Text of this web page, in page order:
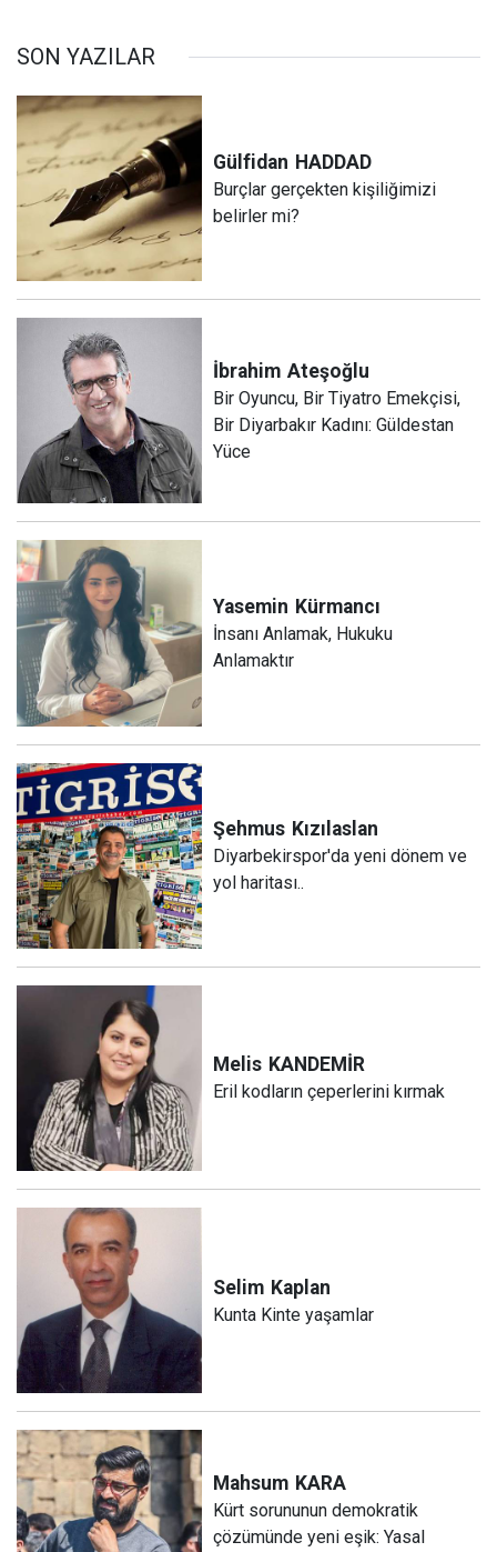
SON YAZILAR
Gülfidan HADDAD
Burçlar gerçekten kişiliğimizi
belirler mi?
İbrahim Ateşoğlu
Bir Oyuncu, Bir Tiyatro Emekçisi,
Bir Diyarbakır Kadını: Güldestan
Yüce
Yasemin Kürmancı
İnsanı Anlamak, Hukuku
Anlamaktır
Şehmus Kızılaslan
Diyarbekirspor'da yeni dönem ve
yol haritası..
Melis KANDEMİR
Eril kodların çeperlerini kırmak
Selim Kaplan
Kunta Kinte yaşamlar
Mahsum KARA
Kürt sorununun demokratik
çözümünde yeni eşik: Yasal